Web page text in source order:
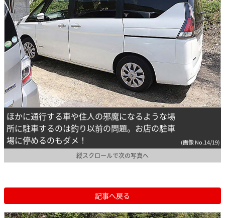
ほかに通行する車や住人の邪魔になるような場
所に駐車するのは釣り以前の問題。お店の駐車
場に停めるのもダメ！
(画像 No.14/19)
縦スクロールで次の写真へ
記事へ戻る